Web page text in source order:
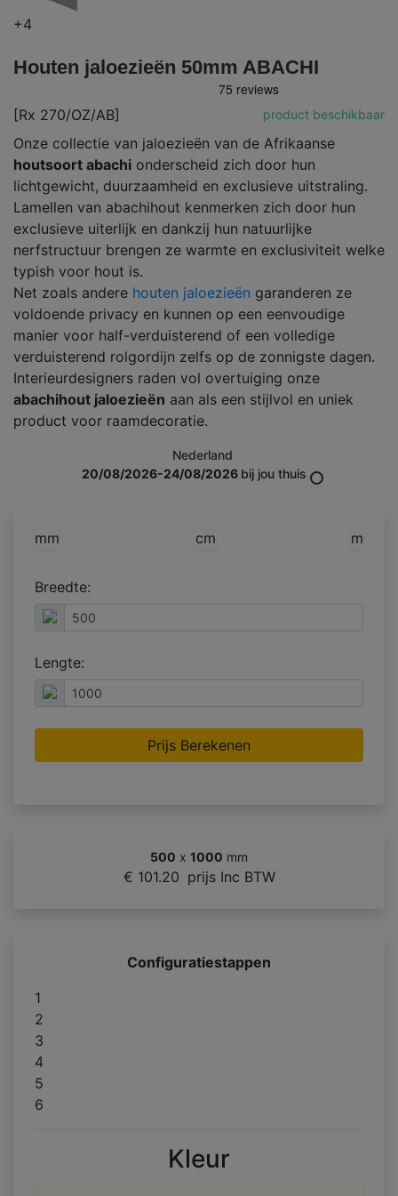
+4
Houten jaloezieën 50mm ABACHI
[Rx 270/OZ/AB] product beschikbaar
Onze collectie van jaloezieën van de Afrikaanse
houtsoort abachi onderscheid zich door hun
lichtgewicht, duurzaamheid en exclusieve uitstraling.
Lamellen van abachihout kenmerken zich door hun
exclusieve uiterlijk en dankzij hun natuurlijke
nerfstructuur brengen ze warmte en exclusiviteit welke
typish voor hout is.
Net zoals andere houten jaloezieën garanderen ze
voldoende privacy en kunnen op een eenvoudige
manier voor half-verduisterend of een volledige
verduisterend rolgordijn zelfs op de zonnigste dagen.
Interieurdesigners raden vol overtuiging onze
abachihout jaloezieën aan als een stijlvol en uniek
product voor raamdecoratie.
Nederland
20/08/2026-24/08/2026 bij jou thuis
mm cm m
Breedte:
Lengte:
Prijs Berekenen
500 x 1000 mm
€ 101.20 prijs Inc BTW
Configuratiestappen
1
2
3
4
5
6
Kleur